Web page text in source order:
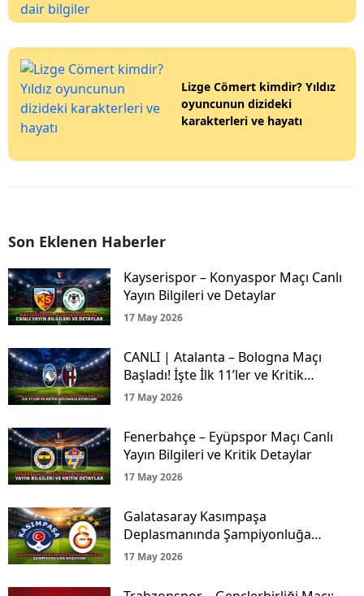
Lizge Cömert kimdir? Yıldız
oyuncunun dizideki
karakterleri ve hayatı
Son Eklenen Haberler
Kayserispor – Konyaspor Maçı Canlı
Yayın Bilgileri ve Detaylar
17 May 2026
CANLI | Atalanta – Bologna Maçı
Başladı! İşte İlk 11’ler ve Kritik
Mücadele Detayları
17 May 2026
Fenerbahçe – Eyüpspor Maçı Canlı
Yayın Bilgileri ve Kritik Detaylar
17 May 2026
Galatasaray Kasımpaşa
Deplasmanında Şampiyonluğa
Koşuyor!
17 May 2026